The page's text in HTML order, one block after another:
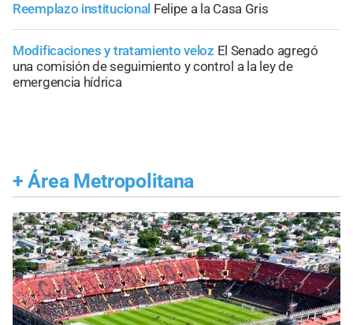
Reemplazo institucional Felipe a la Casa Gris
Modificaciones y tratamiento veloz El Senado agregó
una comisión de seguimiento y control a la ley de
emergencia hídrica
+ Área Metropolitana